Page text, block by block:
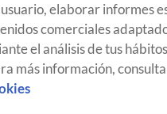
celebran a lo grande
y mucho más.
elaborar informes
comerciales
el análisis de tus
más información,